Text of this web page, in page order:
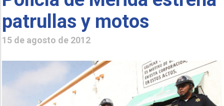
patrullas y motos
15 de agosto de 2012